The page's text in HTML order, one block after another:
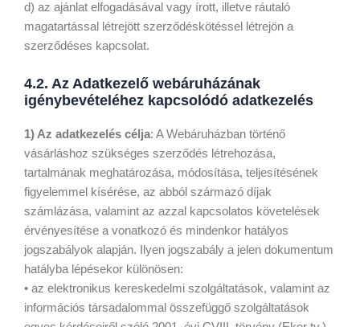
d) az ajánlat elfogadásával vagy írott, illetve ráutaló
magatartással létrejött szerződéskötéssel létrejön a
szerződéses kapcsolat.
4.2. Az Adatkezelő webáruházának
igénybevételéhez kapcsolódó adatkezelés
1) Az adatkezelés célja: A Webáruházban történő
vásárláshoz szükséges szerződés létrehozása,
tartalmának meghatározása, módosítása, teljesítésének
figyelemmel kísérése, az abból származó díjak
számlázása, valamint az azzal kapcsolatos követelések
érvényesítése a vonatkozó és mindenkor hatályos
jogszabályok alapján. Ilyen jogszabály a jelen dokumentum
hatályba lépésekor különösen:
• az elektronikus kereskedelmi szolgáltatások, valamint az
információs társadalommal összefüggő szolgáltatások